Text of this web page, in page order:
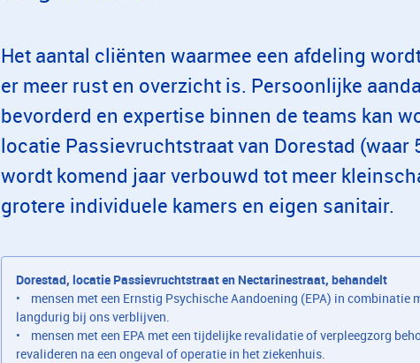
Het aantal cliënten waarmee een afdeling
er meer rust en overzicht is. Persoonlijke
bevorderd en expertise binnen de teams kan
locatie Passievruchtstraat van Dorestad (waar
wordt komend jaar verbouwd tot meer
grotere individuele kamers en eigen sanitair.
Dorestad, locatie Passievruchtstraat en Nectarinestraat, behandelt
• mensen met een Ernstig Psychische Aandoening (EPA) in combinatie
langdurig bij ons verblijven.
• mensen met een EPA met een tijdelijke revalidatie of verpleegzorg
revalideren na een ongeval of operatie in het ziekenhuis.